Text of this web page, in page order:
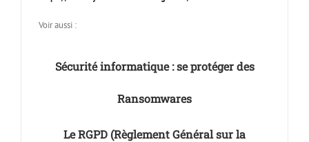
Voir aussi :
Sécurité informatique : se protéger des
Ransomwares
Le RGPD (Règlement Général sur la